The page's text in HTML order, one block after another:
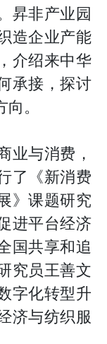
昇非产业园
造企业产能
介绍来中华
承接，探讨
。
业与消费，
了《新消费
》课题研究
进平台经济
国共享和追
究员王善文
字化转型升
济与纺织服